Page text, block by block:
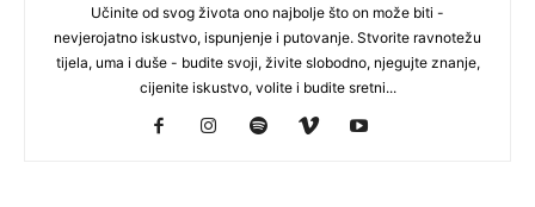
Učinite od svog života ono najbolje što on može biti -
nevjerojatno iskustvo, ispunjenje i putovanje. Stvorite ravnotežu
tijela, uma i duše - budite svoji, živite slobodno, njegujte znanje,
cijenite iskustvo, volite i budite sretni...